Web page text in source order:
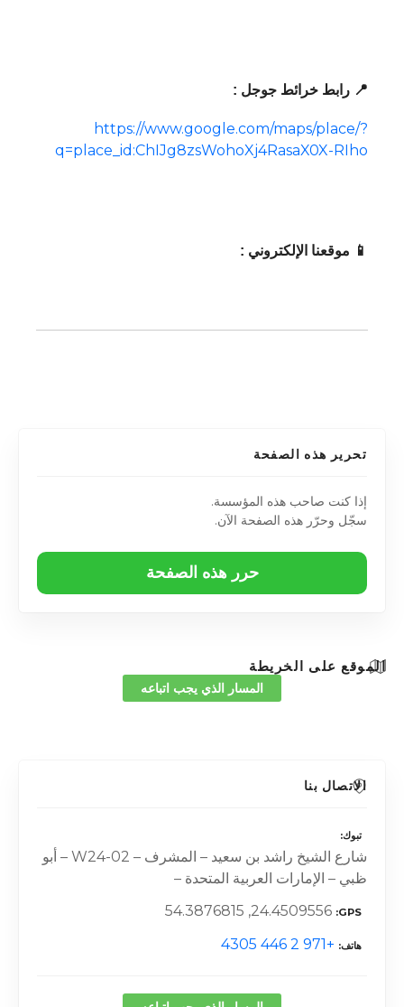
📍 رابط خرائط جوجل :
https://www.google.com/maps/place/?
q=place_id:ChIJg8zsWohoXj4RasaX0X-RIho
📱 موقعنا الإلكتروني :
تحرير هذه الصفحة
إذا كنت صاحب هذه المؤسسة.
سجّل وحرّر هذه الصفحة الآن.
حرر هذه الصفحة
الموقع على الخريطة
المسار الذي يجب اتباعه
الاتصال بنا
تبوك
شارع الشيخ راشد بن سعيد – المشرف – W24-02 – أبو
ظبي – الإمارات العربية المتحدة –
GPS
24.4509556, 54.3876815
هاتف +971 2 446 4305